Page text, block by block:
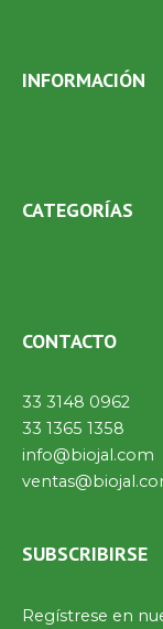
INFORMACIÓN
CATEGORÍAS
CONTACTO
33 3148 0962
33 1365 1358
info@biojal.com
SUBSCRIBIRSE
Regístrese en